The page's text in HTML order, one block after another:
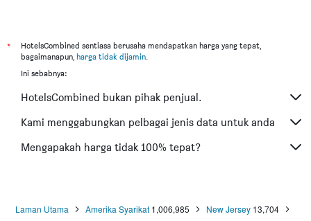
Hotel di Kuching
Hotel di Tokyo
Hotel di Bangkok
Hotel di Putrajaya
Hotel di Shah Alam
*
HotelsCombined sentiasa berusaha mendapatkan harga yang tepat,
bagaimanapun, harga tidak dijamin.
Ini sebabnya:
HotelsCombined bukan pihak penjual.
Kami menggabungkan pelbagai jenis data untuk anda
Mengapakah harga tidak 100% tepat?
Laman Utama Amerika Syarikat 1,006,985 New Jersey 13,704